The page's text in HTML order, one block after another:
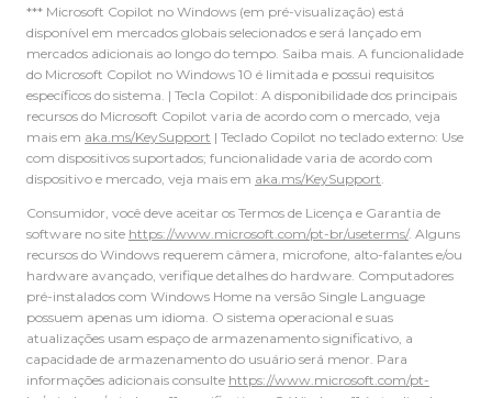
*** Microsoft Copilot no Windows (em pré-visualização) está
disponível em mercados globais selecionados e será lançado em
mercados adicionais ao longo do tempo. Saiba mais. A funcionalidade
do Microsoft Copilot no Windows 10 é limitada e possui requisitos
específicos do sistema. | Tecla Copilot: A disponibilidade dos principais
recursos do Microsoft Copilot varia de acordo com o mercado, veja
mais em aka.ms/KeySupport | Teclado Copilot no teclado externo: Use
com dispositivos suportados; funcionalidade varia de acordo com
dispositivo e mercado, veja mais em aka.ms/KeySupport.
Consumidor, você deve aceitar os Termos de Licença e Garantia de
software no site https://www.microsoft.com/pt-br/useterms/. Alguns
recursos do Windows requerem câmera, microfone, alto-falantes e/ou
hardware avançado, verifique detalhes do hardware. Computadores
pré-instalados com Windows Home na versão Single Language
possuem apenas um idioma. O sistema operacional e suas
atualizações usam espaço de armazenamento significativo, a
capacidade de armazenamento do usuário será menor. Para
informações adicionais consulte https://www.microsoft.com/pt-